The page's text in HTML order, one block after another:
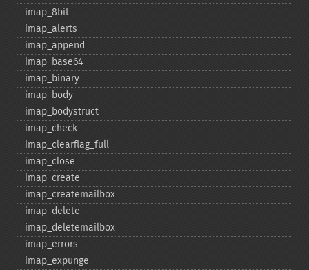
imap_​8bit
imap_​alerts
imap_​append
imap_​base64
imap_​binary
imap_​body
imap_​bodystruct
imap_​check
imap_​clearflag_​full
imap_​close
imap_​create
imap_​createmailbox
imap_​delete
imap_​deletemailbox
imap_​errors
imap_​expunge